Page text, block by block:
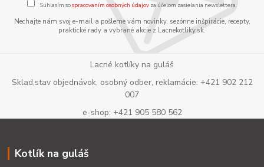
Súhlasím sospracovaním osobných údajov za účelom zasielania newslettera.
Nechajte nám svoj e-mail a pošleme vám novinky, sezónne inšpirácie, recepty,
praktické rady a vybrané akcie z Lacnekotliky.sk.
Lacné kotlíky na guláš
Sklad,stav objednávok, osobný odber, reklamácie: +421 902 212
007
e-shop: +421 905 580 562
Kotlík na guláš